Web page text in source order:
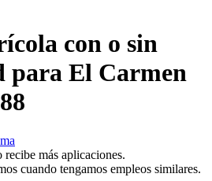
con o sin
para El Carmen
recibe más aplicaciones.
cuando tengamos empleos similares.